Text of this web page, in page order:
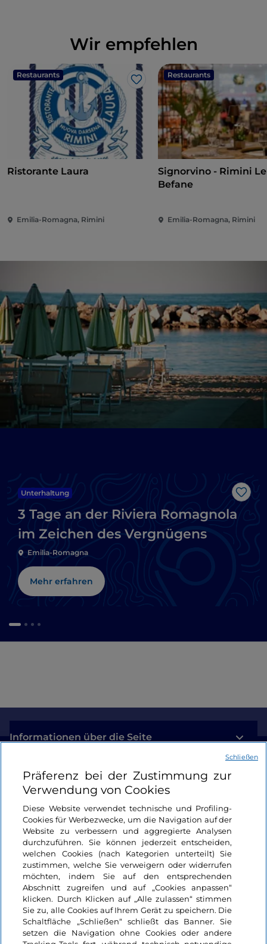
Wir empfehlen
Restaurants
Like
Ristorante Laura
Emilia-Romagna, Rimini
Restaurants
Signorvino - Rimini Le
Befane
Emilia-Romagna, Rimini
Like
Unterhaltung
3 Tage an der Riviera Romagnola
im Zeichen des Vergnügens
Emilia-Romagna
Mehr erfahren
Informationen über die Seite
Nützliche Links
Login
Bleiben wir in Kontakt
Präferenz bei der Zustimmung zur
Verwendung von Cookies
Diese Website verwendet technische und Profiling-
Cookies für Werbezwecke, um die Navigation auf der
Website zu verbessern und aggregierte Analysen
durchzuführen. Sie können jederzeit entscheiden,
welchen Cookies (nach Kategorien unterteilt) Sie
zustimmen, welche Sie verweigern oder widerrufen
möchten, indem Sie auf den entsprechenden
Abschnitt zugreifen und auf „Cookies anpassen“
klicken. Durch Klicken auf „Alle zulassen“ stimmen
Sie zu, alle Cookies auf Ihrem Gerät zu speichern. Die
Schaltfläche „Schließen“ schließt das Banner. Sie
setzen die Navigation ohne Cookies oder andere
Schließen